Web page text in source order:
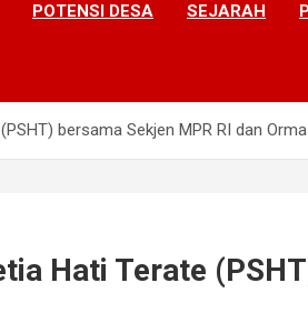
POTENSI DESA SEJARAH
bersama Sekjen MPR RI dan
Hati Terate